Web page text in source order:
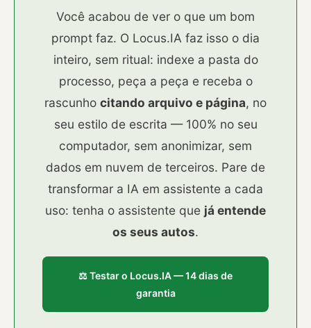
Você acabou de ver o que um bom
prompt faz. O Locus.IA faz isso o dia
inteiro, sem ritual: indexe a pasta do
processo, peça a peça e receba o
rascunho citando arquivo e página, no
seu estilo de escrita — 100% no seu
computador, sem anonimizar, sem
dados em nuvem de terceiros. Pare de
transformar a IA em assistente a cada
uso: tenha o assistente que já entende
os seus autos.
⚖️ Testar o Locus.IA — 14 dias de
garantia